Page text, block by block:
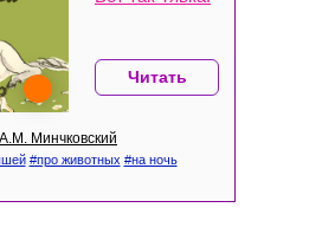
А.М. Минчковский
Читать
#про животных #на ночь